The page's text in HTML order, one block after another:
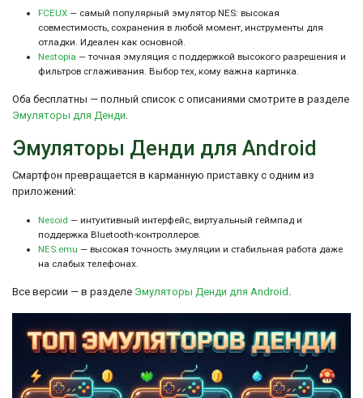
FCEUX — самый популярный эмулятор NES: высокая
совместимость, сохранения в любой момент, инструменты для
отладки. Идеален как основной.
Nestopia — точная эмуляция с поддержкой высокого разрешения и
фильтров сглаживания. Выбор тех, кому важна картинка.
Оба бесплатны — полный список с описаниями смотрите в разделе
Эмуляторы для Денди.
Эмуляторы Денди для Android
Смартфон превращается в карманную приставку с одним из
приложений:
Nesoid — интуитивный интерфейс, виртуальный геймпад и
поддержка Bluetooth-контроллеров.
NES.emu — высокая точность эмуляции и стабильная работа даже
на слабых телефонах.
Все версии — в разделе Эмуляторы Денди для Android .